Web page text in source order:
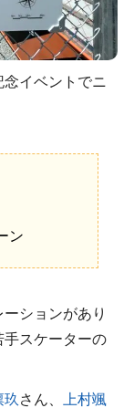
イベントでニ
ン
ションがあり
手スケーターの
さん、
上村颯